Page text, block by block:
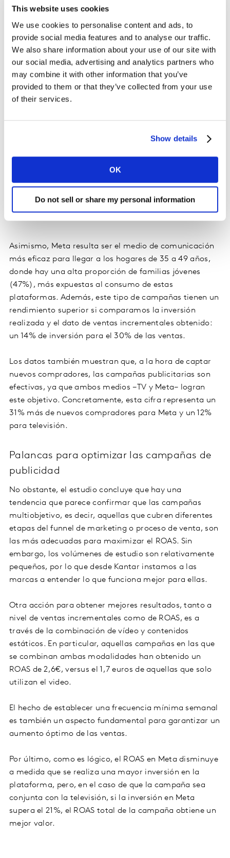
This website uses cookies
We use cookies to personalise content and ads, to
provide social media features and to analyse our traffic.
We also share information about your use of our site with
our social media, advertising and analytics partners who
may combine it with other information that you’ve
provided to them or that they’ve collected from your use
of their services.
Show details
OK
Do not sell or share my personal information
la televisión. En concreto, el 52% de las impresiones de
Meta alcanzan a este tipo de público, destacando que
este porcentaje se va incrementando año tras año.
Asimismo, Meta resulta ser el medio de comunicación
más eficaz para llegar a los hogares de 35 a 49 años,
donde hay una alta proporción de familias jóvenes
(47%), más expuestas al consumo de estas
plataformas. Además, este tipo de campañas tienen un
rendimiento superior si comparamos la inversión
realizada y el dato de ventas incrementales obtenido:
un 14% de inversión para el 30% de las ventas.
Los datos también muestran que, a la hora de captar
nuevos compradores, las campañas publicitarias son
efectivas, ya que ambos medios −TV y Meta− logran
este objetivo. Concretamente, esta cifra representa un
31% más de nuevos compradores para Meta y un 12%
para televisión.
Palancas para optimizar las campañas de
publicidad
No obstante, el estudio concluye que hay una
tendencia que parece confirmar que las campañas
multiobjetivo, es decir, aquellas que cubren diferentes
etapas del funnel de marketing o proceso de venta, son
las más adecuadas para maximizar el ROAS. Sin
embargo, los volúmenes de estudio son relativamente
pequeños, por lo que desde Kantar instamos a las
marcas a entender lo que funciona mejor para ellas.
Otra acción para obtener mejores resultados, tanto a
nivel de ventas incrementales como de ROAS, es a
través de la combinación de vídeo y contenidos
estáticos. En particular, aquellas campañas en las que
se combinan ambas modalidades han obtenido un
ROAS de 2,6€, versus el 1,7 euros de aquellas que solo
utilizan el video.
El hecho de establecer una frecuencia mínima semanal
es también un aspecto fundamental para garantizar un
aumento óptimo de las ventas.
Por último, como es lógico, el ROAS en Meta disminuye
a medida que se realiza una mayor inversión en la
plataforma, pero, en el caso de que la campaña sea
conjunta con la televisión, si la inversión en Meta
supera el 21%, el ROAS total de la campaña obtiene un
mejor valor.